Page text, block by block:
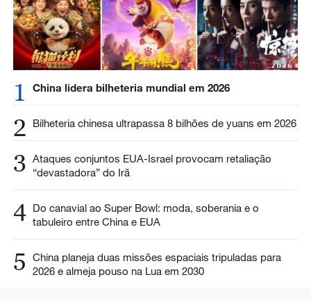
1 China lidera bilheteria mundial em 2026
2 Bilheteria chinesa ultrapassa 8 bilhões de yuans em 2026
3 Ataques conjuntos EUA-Israel provocam retaliação
“devastadora” do Irã
4 Do canavial ao Super Bowl: moda, soberania e o
tabuleiro entre China e EUA
5
China planeja duas missões espaciais tripuladas para
2026 e almeja pouso na Lua em 2030